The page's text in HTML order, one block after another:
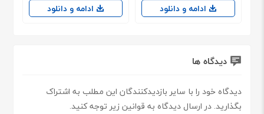
ادامه و دانلود ادامه و دانلود
دیدگاه ها
دیدگاه خود را با سایر بازدیدکنندگان این مطلب به اشتراک
بگذارید. در ارسال دیدگاه به قوانین زیر توجه کنید.